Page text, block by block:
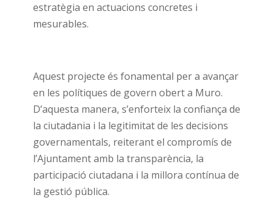
estratègia en actuacions concretes i
mesurables.
Aquest projecte és fonamental per a avançar
en les polítiques de govern obert a Muro.
D’aquesta manera, s’enforteix la confiança de
la ciutadania i la legitimitat de les decisions
governamentals, reiterant el compromís de
l’Ajuntament amb la transparència, la
participació ciutadana i la millora contínua de
la gestió pública.